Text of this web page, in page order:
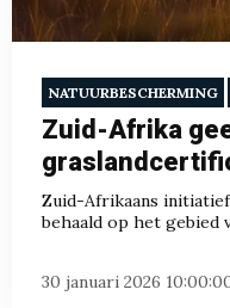
NATUURBESCHERMING
Zuid-Afrika
Zuid-Afrikaans
behaald op het gebied
30 januari 2026